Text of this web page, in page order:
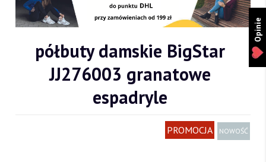
półbuty damskie BigStar
JJ276003 granatowe
espadryle
PROMOCJA NOWOŚĆ
Opinie